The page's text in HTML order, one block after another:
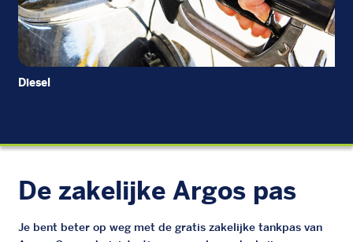
Diesel
De zakelijke Argos pas
Je bent beter op weg met de gratis zakelijke tankpas van